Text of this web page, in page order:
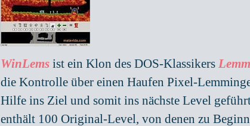
WinLems ist ein Klon des DOS-Klassikers
die Kontrolle über einen Haufen Pixel-
Hilfe ins Ziel und somit ins nächste Level
enthält 100 Original-Level, von denen zu